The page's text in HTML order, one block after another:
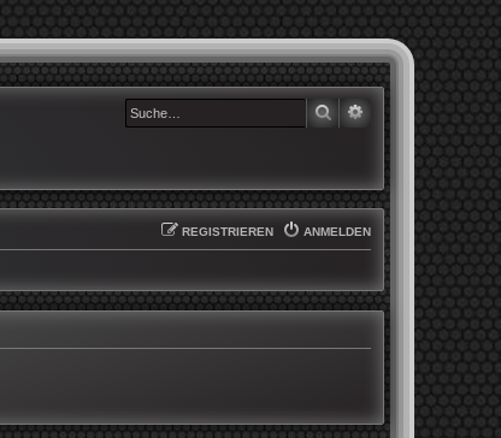
SUCHE
ANMELDEN
REGISTRIEREN